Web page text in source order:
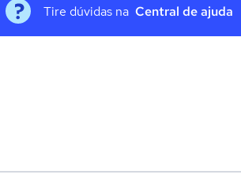
Tire dúvidas na Central de ajuda